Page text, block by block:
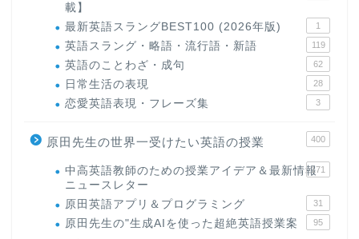
載】
最新英語スラングBEST100 (2026年版) 1
英語スラング・略語・流行語・新語 119
英語のことわざ・成句 62
日常生活の表現 28
恋愛英語表現・フレーズ集 3
原田先生の世界一受けたい英語の授業 400
中高英語教師のための授業アイデア＆最新情報
ニュースレター
171
原田英語アプリ＆プログラミング 31
原田先生の"生成AIを使った超絶英語授業案 95